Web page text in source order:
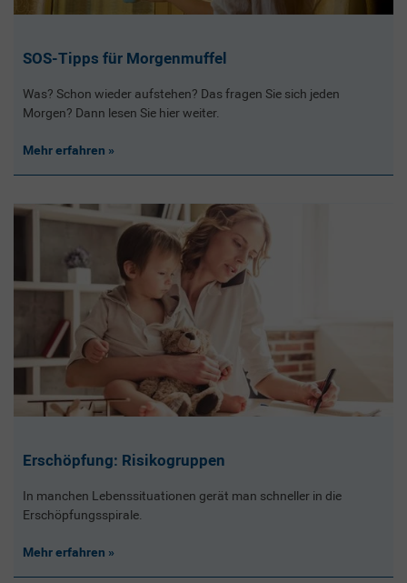
SOS-Tipps für Morgenmuffel
Was? Schon wieder aufstehen? Das fragen Sie sich jeden
Morgen? Dann lesen Sie hier weiter.
Mehr erfahren
Erschöpfung: Risikogruppen
In manchen Lebenssituationen gerät man schneller in die
Erschöpfungsspirale.
Mehr erfahren